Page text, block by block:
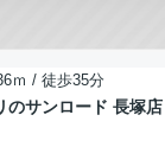
ｍ / 徒歩35分
のサンロード 長塚店